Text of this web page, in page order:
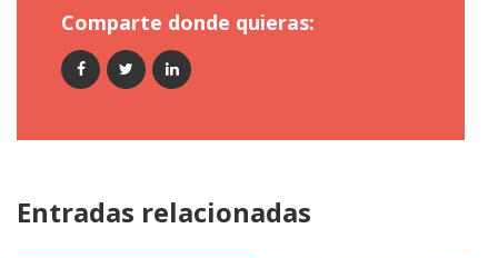
Comparte donde quieras:
Entradas relacionadas